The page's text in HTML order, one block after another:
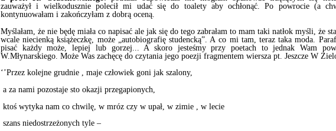
zauważył i wielkodusznie polecił mi udać się do toalety aby ochłonąć. Po powrocie (a
kontynuowałam i zakończyłam z dobrą oceną.
Myślałam, że nie będę miała co napisać ale jak się do tego zabrałam to mam taki natłok myśli, że
wcale niecienką książeczkę, może „autobiografię studencką”. A co mi tam, teraz taka moda.
pisać każdy może, lepiej lub gorzej... A skoro jesteśmy przy poetach to jednak Wam
W.Młynarskiego. Może Was zachęcę do czytania jego poezji fragmentem wiersza pt. Jeszcze W
‘’Przez kolejne grudnie , maje człowiek goni jak szalony,
a za nami pozostaje sto okazji przegapionych,
ktoś wytyka nam co chwilę, w mróz czy w upał, w zimie , w lecie
szans niedostrzeżonych tyle –